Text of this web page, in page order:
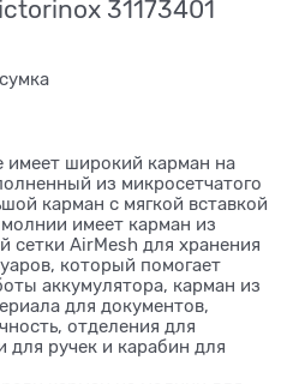
31173401
имеет широкий карман на
из микросетчатого
карман с мягкой вставкой
имеет карман из
сетки AirMesh для хранения
который помогает
аккумулятора, карман из
для документов,
отделения для
для ручек и карабин для